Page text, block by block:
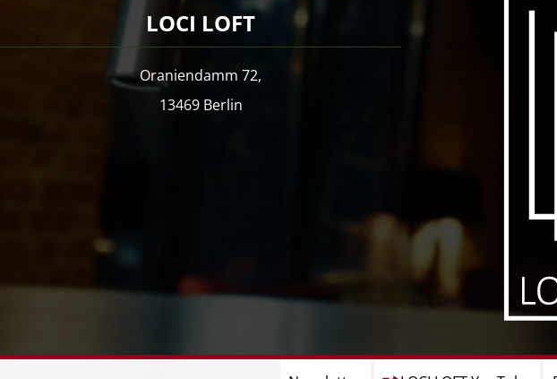
LOCI LOFT
Oraniendamm 72,
13469 Berlin